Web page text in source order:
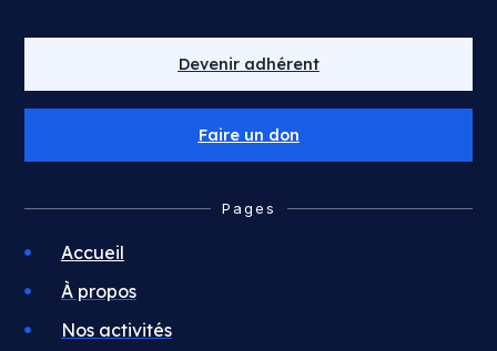
Devenir adhérent
Faire un don
Pages
Accueil
À propos
Nos activités